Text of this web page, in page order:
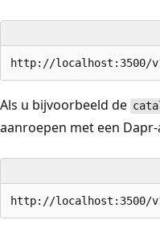
Als u bijvoorbeeld de
aanroepen met een